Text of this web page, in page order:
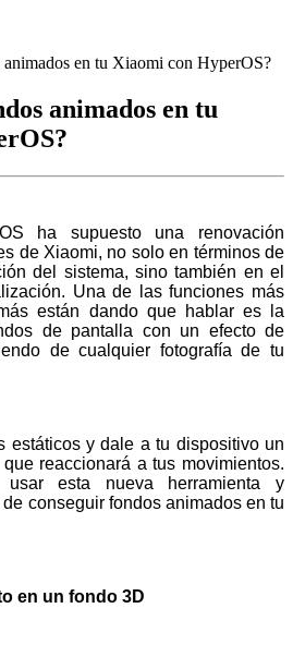
animados en tu Xiaomi con HyperOS?
animados en tu
ha supuesto una renovación
de Xiaomi, no solo en términos de
del sistema, sino también en el
Una de las funciones más
están dando que hablar es la
de pantalla con un efecto de
de cualquier fotografía de tu
estáticos y dale a tu dispositivo un
reaccionará a tus movimientos.
usar esta nueva herramienta y
conseguir fondos animados en tu
en un fondo 3D